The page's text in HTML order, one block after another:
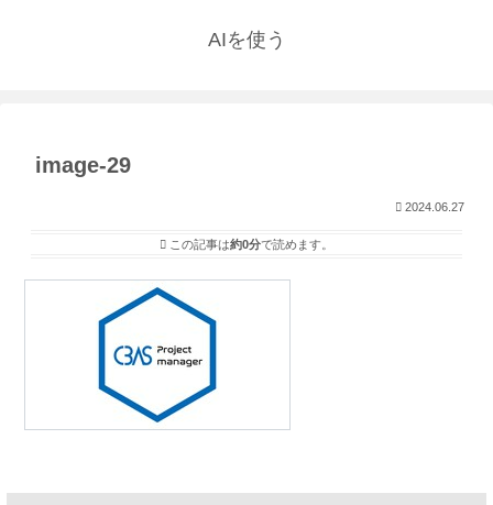
AIを使う
image-29
2024.06.27
この記事は約0分で読めます。